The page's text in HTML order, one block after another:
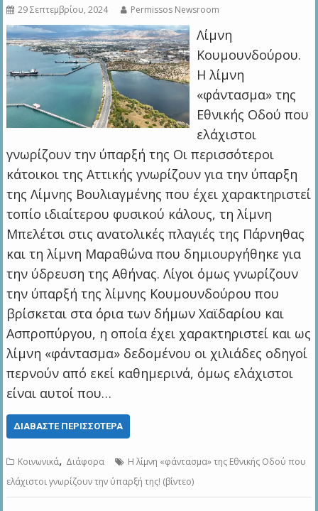
29 Σεπτεμβρίου, 2024 Permissos Newsroom
Λίμνη
Κουμουνδούρου.
Η λίμνη
«φάντασμα» της
Εθνικής Οδού που
ελάχιστοι
γνωρίζουν την ύπαρξή της Οι περισσότεροι
κάτοικοι της Αττικής γνωρίζουν για την ύπαρξη
της Λίμνης Βουλιαγμένης που έχει χαρακτηριστεί
τοπίο ιδιαίτερου φυσικού κάλους, τη λίμνη
Μπελέτσι στις ανατολικές πλαγιές της Πάρνηθας
και τη λίμνη Μαραθώνα που δημιουργήθηκε για
την ύδρευση της Αθήνας. Λίγοι όμως γνωρίζουν
την ύπαρξή της λίμνης Κουμουνδούρου που
βρίσκεται στα όρια των δήμων Χαϊδαρίου και
Ασπροπύργου, η οποία έχει χαρακτηριστεί και ως
λίμνη «φάντασμα» δεδομένου οι χιλιάδες οδηγοί
περνούν από εκεί καθημερινά, όμως ελάχιστοι
είναι αυτοί που…
ΔΙΑΒΆΣΤΕ ΠΕΡΙΣΣΌΤΕΡΑ
Kοινωνικά, Διάφορα
Η λίμνη «φάντασμα» της Εθνικής Οδού που
ελάχιστοι γνωρίζουν την ύπαρξή της! (βίντεο)